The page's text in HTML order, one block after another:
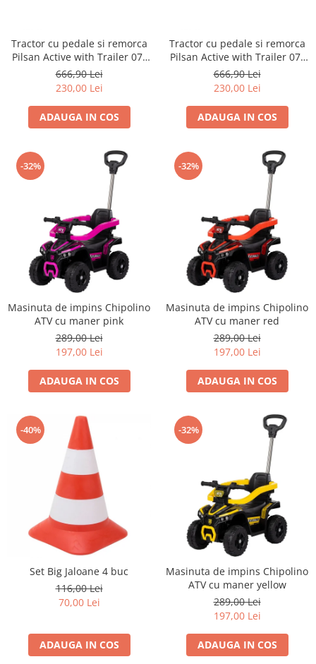
CASUTE SI CORTURI COPII
TROTINETE COPII
MAŞINUŢE DE ÎMPINS
BICICLETA FARA PEDALE
SPORT IN AER LIBER
VEHICULE
JOCURI DE ROL
BUCĂTĂRII ȘI ACCESORII
JUCĂRII MUZICALE
PĂPUȘI ȘI ACCESORII
DIVERSE
JOCURI DE SOCIETATE
CĂRUCIOARE 2 in 1
CĂRUCIOARE SPORT
MARSUPII SI HAMURI
TARCURI DE JOACA
Djeco
Eureka Kids
Fakopancs
Free & Easy
Goliath
Hubner
IQ Booster
JaBaDaBaDo
Jada Toys
Lego Duplo
Ludicus Games
Magni
Majorette
Marionette
MillaMinis
Noris
Paint Art
Pilsan
Progarden
Prosperplast
Tractor cu pedale si remorca
Pilsan Active with Trailer 07-
316 green
666,90 Lei
230,00 Lei
ADAUGA IN COS
Tractor cu pedale si remorca
Pilsan Active with Trailer 07-
316 red
666,90 Lei
230,00 Lei
ADAUGA IN COS
-32%
Masinuta de impins Chipolino
ATV cu maner pink
289,00 Lei
197,00 Lei
ADAUGA IN COS
-32%
Masinuta de impins Chipolino
ATV cu maner red
289,00 Lei
197,00 Lei
ADAUGA IN COS
-40%
Set Big Jaloane 4 buc
116,00 Lei
70,00 Lei
ADAUGA IN COS
-32%
Masinuta de impins Chipolino
ATV cu maner yellow
289,00 Lei
197,00 Lei
ADAUGA IN COS